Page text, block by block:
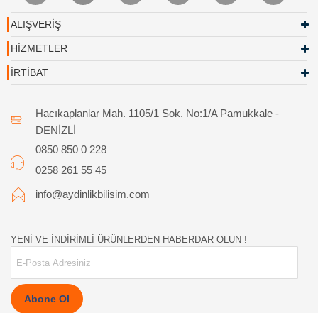
ALIŞVERİŞ
HİZMETLER
İRTİBAT
Hacıkaplanlar Mah. 1105/1 Sok. No:1/A Pamukkale -
DENİZLİ
0850 850 0 228
0258 261 55 45
info@aydinlikbilisim.com
YENİ VE İNDİRİMLİ ÜRÜNLERDEN HABERDAR OLUN !
Abone Ol